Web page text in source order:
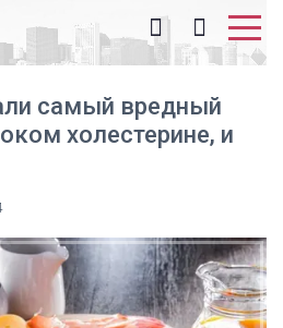
самый вредный
холестерине, и